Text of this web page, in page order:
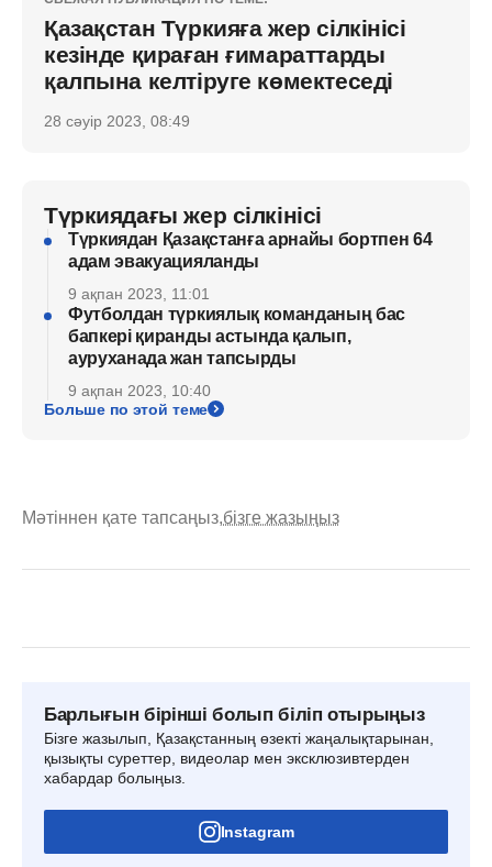
Қазақстан Түркияға жер сілкінісі
кезінде қираған ғимараттарды
қалпына келтіруге көмектеседі
28 сәуір 2023, 08:49
Түркиядағы жер сілкінісі
Түркиядан Қазақстанға арнайы бортпен 64
адам эвакуацияланды
9 ақпан 2023, 11:01
Футболдан түркиялық команданың бас
бапкері қиранды астында қалып,
ауруханада жан тапсырды
9 ақпан 2023, 10:40
Больше по этой теме
Мәтіннен қате тапсаңыз,бізге жазыңыз
Барлығын бірінші болып біліп отырыңыз
Бізге жазылып, Қазақстанның өзекті жаңалықтарынан,
қызықты суреттер, видеолар мен эксклюзивтерден
хабардар болыңыз.
Instagram